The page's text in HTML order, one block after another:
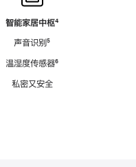
智能家居中枢脚
⁴
声音识别脚
⁵
温湿度传感器脚
⁶
私密又安全